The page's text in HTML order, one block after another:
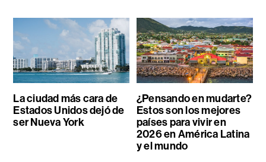
La ciudad más cara de
Estados Unidos dejó de
ser Nueva York
¿Pensando en mudarte?
Estos son los mejores
países para vivir en
2026 en América Latina
y el mundo